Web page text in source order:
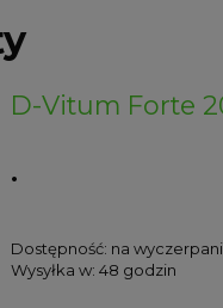
D-Vitum Forte
.
Dostępność: na
Wysyłka w: 48 godzin